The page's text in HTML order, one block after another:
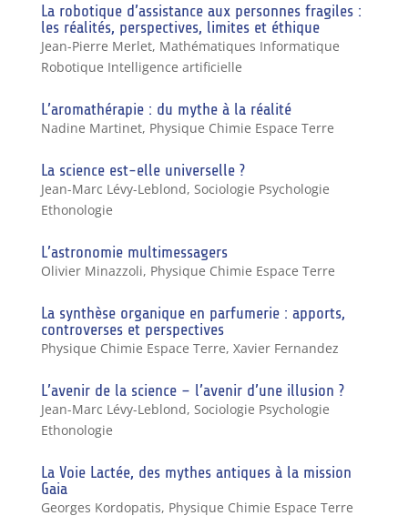
La robotique d’assistance aux personnes fragiles :
les réalités, perspectives, limites et éthique
Jean-Pierre Merlet, Mathématiques Informatique
Robotique Intelligence artificielle
L’aromathérapie : du mythe à la réalité
Nadine Martinet, Physique Chimie Espace Terre
La science est-elle universelle ?
Jean-Marc Lévy-Leblond, Sociologie Psychologie
Ethonologie
L’astronomie multimessagers
Olivier Minazzoli, Physique Chimie Espace Terre
La synthèse organique en parfumerie : apports,
controverses et perspectives
Physique Chimie Espace Terre, Xavier Fernandez
L’avenir de la science – l’avenir d’une illusion ?
Jean-Marc Lévy-Leblond, Sociologie Psychologie
Ethonologie
La Voie Lactée, des mythes antiques à la mission
Gaia
Georges Kordopatis, Physique Chimie Espace Terre